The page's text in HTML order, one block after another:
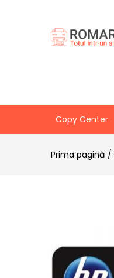
Copy Center
Prima pagină